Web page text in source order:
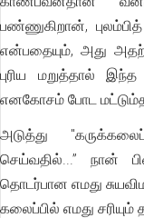
பண்ணுகிறான்,
என்பதையும், அது
புரிய மறுத்தால்
எனகோசம் போட
அடுத்து
செய்வதில்...” நான்
தொடர்பான எமது
கலைப்பில் எமது